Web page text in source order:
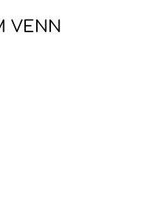
VENN